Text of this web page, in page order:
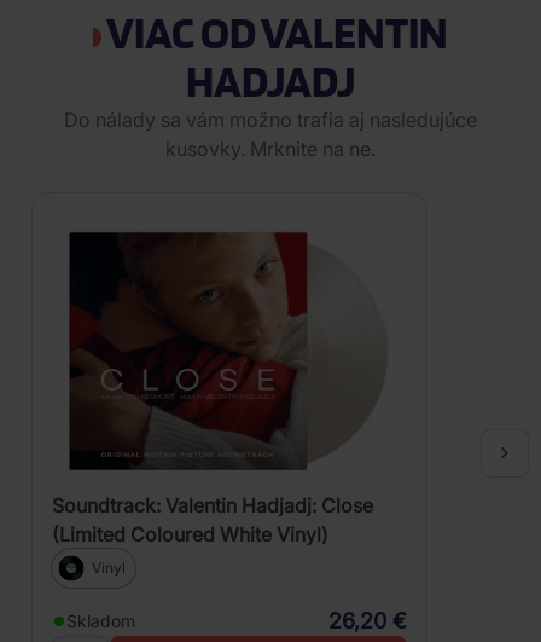
VIAC OD VALENTIN
HADJADJ
Do nálady sa vám možno trafia aj nasledujúce
kusovky. Mrknite na ne.
Soundtrack: Valentin Hadjadj: Close
(Limited Coloured White Vinyl)
Vinyl
Skladom 26,20 €